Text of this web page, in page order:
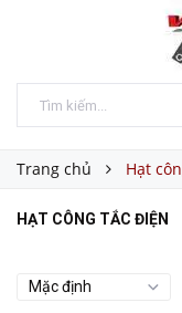
Trang chủ Hạt
HẠT CÔNG TẮC ĐIỆN